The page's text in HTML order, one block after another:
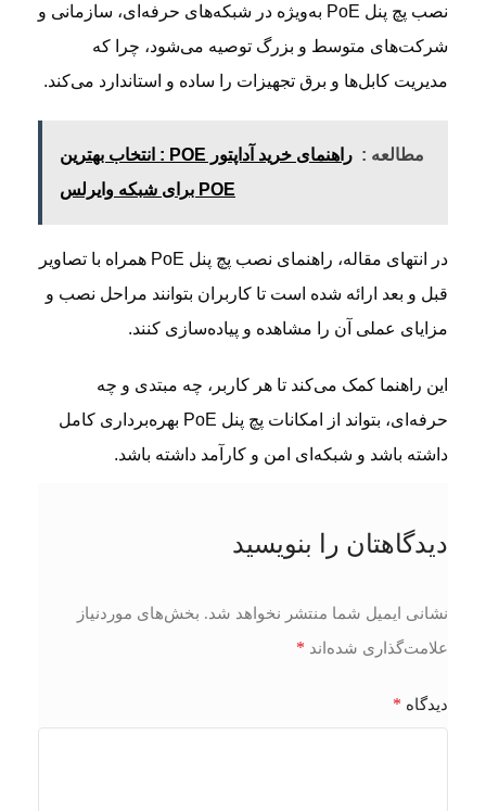
نصب پچ پنل PoE به‌ویژه در شبکه‌های حرفه‌ای، سازمانی و
شرکت‌های متوسط و بزرگ توصیه می‌شود، چرا که
مدیریت کابل‌ها و برق تجهیزات را ساده و استاندارد می‌کند.
مطالعه :
راهنمای خرید آداپتور POE : انتخاب بهترین
POE برای شبکه وایرلس
در انتهای مقاله، راهنمای نصب پچ پنل PoE همراه با تصاویر
قبل و بعد ارائه شده است تا کاربران بتوانند مراحل نصب و
مزایای عملی آن را مشاهده و پیاده‌سازی کنند.
این راهنما کمک می‌کند تا هر کاربر، چه مبتدی و چه
حرفه‌ای، بتواند از امکانات پچ پنل PoE بهره‌برداری کامل
داشته باشد و شبکه‌ای امن و کارآمد داشته باشد.
دیدگاهتان را بنویسید
نشانی ایمیل شما منتشر نخواهد شد. بخش‌های موردنیاز
علامت‌گذاری شده‌اند *
دیدگاه *